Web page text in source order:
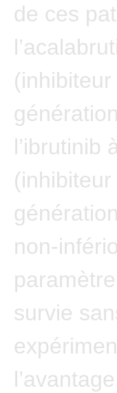
de ces
l’ibrutinib
non-
survie